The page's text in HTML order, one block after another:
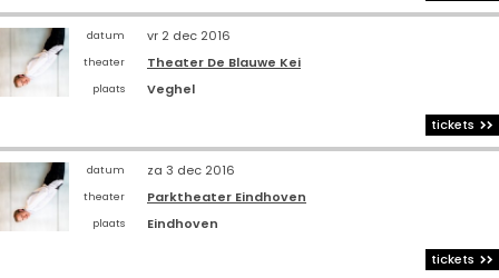
datum vr 2 dec 2016
theater Theater De Blauwe Kei
plaats
Veghel
tickets
datum za 3 dec 2016
theater Parktheater Eindhoven
plaats
Eindhoven
tickets